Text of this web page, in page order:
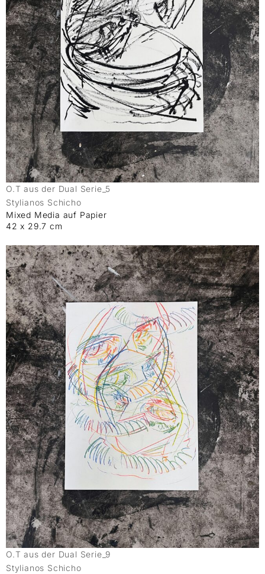
O.T aus der Dual Serie_5
Stylianos Schicho
Mixed Media auf Papier
42 x 29.7 cm
O.T aus der Dual Serie_9
Stylianos Schicho